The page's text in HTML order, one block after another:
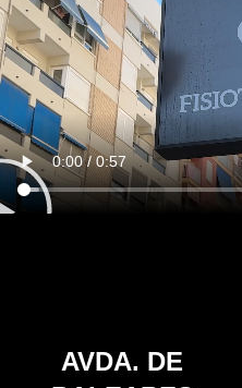
AVDA. DE